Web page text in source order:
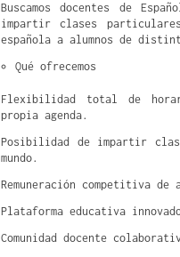
Buscamos docentes de
impartir clases
española a alumnos de
Qué ofrecemos
Flexibilidad total de
propia agenda.
Posibilidad de impartir
mundo.
Remuneración competitiva
Plataforma educativa
Comunidad docente